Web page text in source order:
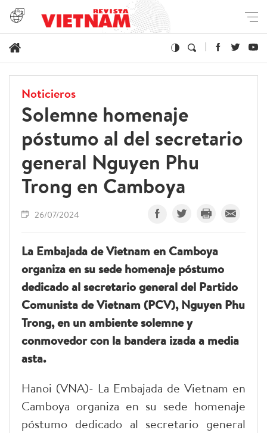
Noticieros
Solemne homenaje
póstumo al del secretario
general Nguyen Phu
Trong en Camboya
26/07/2024
La Embajada de Vietnam en Camboya
organiza en su sede homenaje póstumo
dedicado al secretario general del Partido
Comunista de Vietnam (PCV), Nguyen Phu
Trong, en un ambiente solemne y
conmovedor con la bandera izada a media
asta.
Hanoi (VNA)- La Embajada de Vietnam en
Camboya organiza en su sede homenaje
póstumo dedicado al secretario general